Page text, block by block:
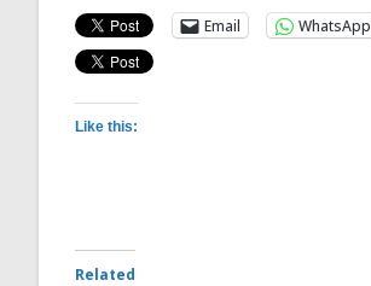
Email WhatsApp
Like this:
Related